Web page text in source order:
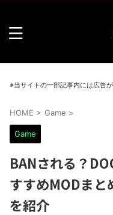
※当サイトの一部記事内には広告
HOME > Game >
Game
BANされる？
すすめMODまと
を紹介